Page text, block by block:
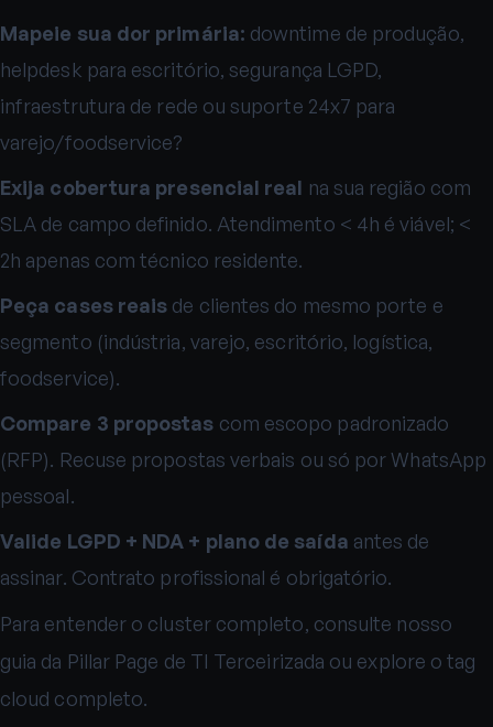
Mapeie sua dor primária: downtime de produção,
helpdesk para escritório, segurança LGPD,
infraestrutura de rede ou suporte 24x7 para
varejo/foodservice?
Exija cobertura presencial real na sua região com
SLA de campo definido. Atendimento < 4h é viável; <
2h apenas com técnico residente.
Peça cases reais de clientes do mesmo porte e
segmento (indústria, varejo, escritório, logística,
foodservice).
Compare 3 propostas com escopo padronizado
(RFP). Recuse propostas verbais ou só por WhatsApp
pessoal.
Valide LGPD + NDA + plano de saída antes de
assinar. Contrato profissional é obrigatório.
Para entender o cluster completo, consulte nosso
guia da Pillar Page de TI Terceirizada ou explore otag
cloud completo.